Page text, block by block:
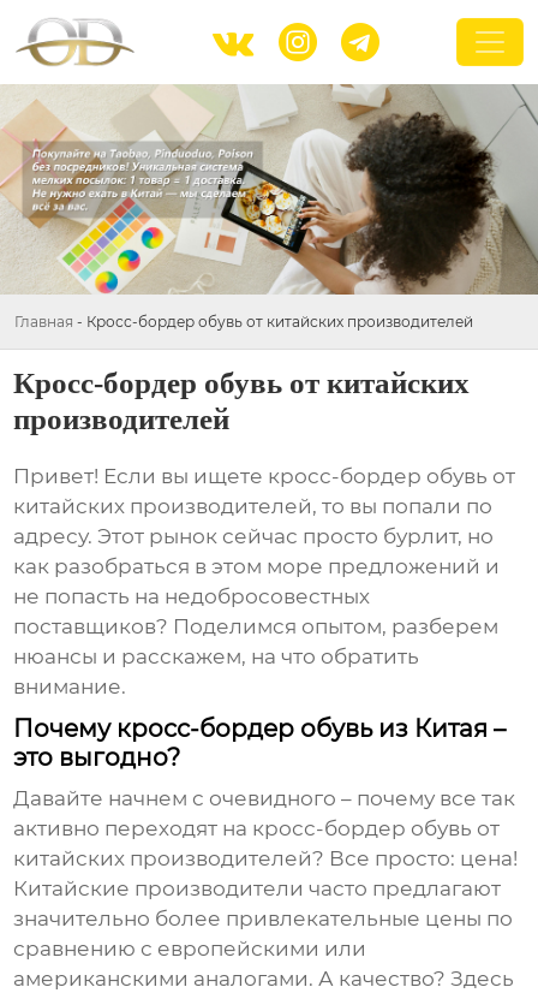
  
Главная - Кросс-бордер обувь от китайских производителей
Кросс-бордер обувь от китайских
производителей
Привет! Если вы ищете кросс-бордер обувь от
китайских производителей, то вы попали по
адресу. Этот рынок сейчас просто бурлит, но
как разобраться в этом море предложений и
не попасть на недобросовестных
поставщиков? Поделимся опытом, разберем
нюансы и расскажем, на что обратить
внимание.
Почему кросс-бордер обувь из Китая –
это выгодно?
Давайте начнем с очевидного – почему все так
активно переходят на кросс-бордер обувь от
китайских производителей? Все просто: цена!
Китайские производители часто предлагают
значительно более привлекательные цены по
сравнению с европейскими или
американскими аналогами. А качество? Здесь